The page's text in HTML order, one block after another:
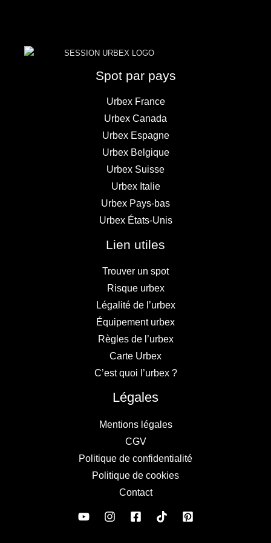
Spot par pays
Urbex France
Urbex Canada
Urbex Espagne
Urbex Belgique
Urbex Suisse
Urbex Italie
Urbex Pays-bas
Urbex États-Unis
Lien utiles
Trouver un spot
Risque urbex
Légalité de l’urbex
Équipement urbex
Règles de l’urbex
Carte Urbex
C’est quoi l’urbex ?
Légales
Mentions légales
CGV
Politique de confidentialité
Politique de cookies
Contact